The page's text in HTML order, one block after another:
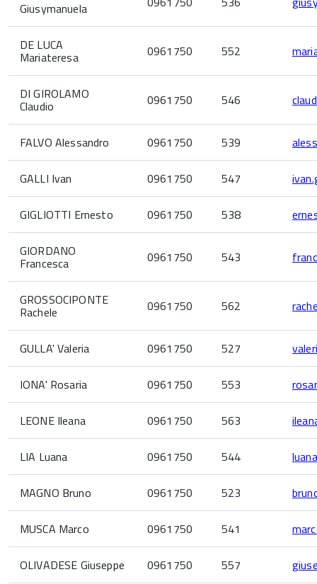
Giusymanuela
DE LUCA
Mariateresa 0961750 552
DI GIROLAMO
Claudio 0961750 546
FALVO Alessandro 0961750 539
GALLI Ivan 0961750 547
GIGLIOTTI Ernesto 0961750 538
GIORDANO
Francesca 0961750 543
GROSSOCIPONTE
Rachele 0961750 562
GULLA' Valeria 0961750 527
IONA' Rosaria 0961750 553
LEONE Ileana 0961750 563
LIA Luana 0961750 544
MAGNO Bruno 0961750 523
MUSCA Marco 0961750 541
OLIVADESE Giuseppe 0961750 557